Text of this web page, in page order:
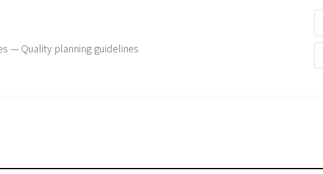
— Quality planning guidelines